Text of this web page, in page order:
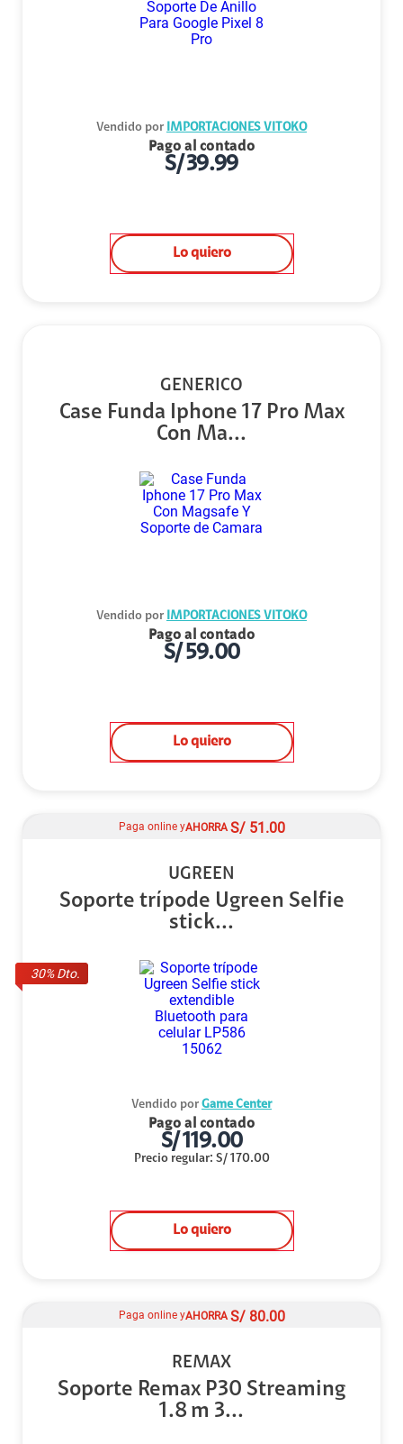
Vendido por IMPORTACIONES VITOKO
Pago al contado
S/39.99
Lo quiero
GENERICO
Case Funda Iphone 17 Pro Max
Con Ma...
Vendido por IMPORTACIONES VITOKO
Pago al contado
S/59.00
Lo quiero
30% Dto.
Paga online yAHORRA S/ 51.00
UGREEN
Soporte trípode Ugreen Selfie
stick...
Vendido por Game Center
Pago al contado
S/119.00
Precio regular: S/ 170.00
Lo quiero
Paga online yAHORRA S/ 80.00
REMAX
Soporte Remax P30 Streaming
1.8 m 3...